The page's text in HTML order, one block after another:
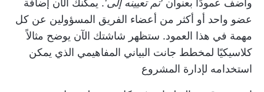
وأضف عمودًا بعنوان 'تم تعيينه إلى'. يمكنك الآن إضافة
عضو واحد أو أكثر من أعضاء الفريق المسؤولين عن كل
مهمة في هذا العمود. ستظهر شاشتك الآن يوضح مثالاً
كلاسيكيًا لمخطط جانت البياني المفاهيمي الذي يمكن
استخدامه لإدارة المشروع